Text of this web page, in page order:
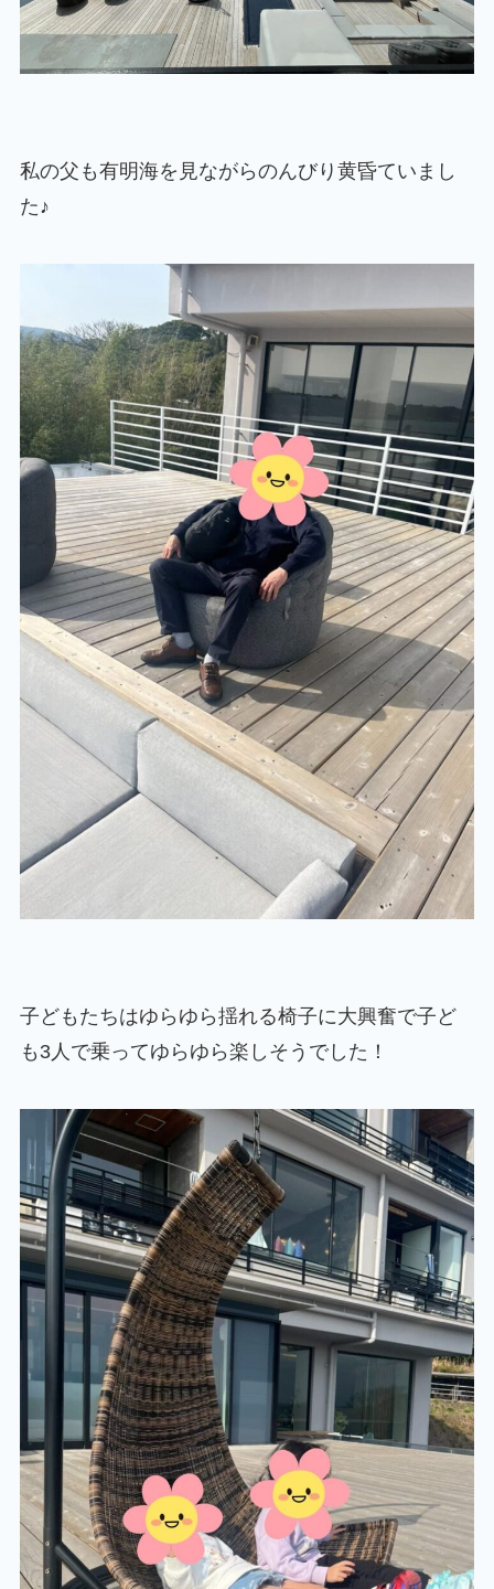
私の父も有明海を見ながらのんびり黄昏ていまし
た♪
子どもたちはゆらゆら揺れる椅子に大興奮で子ど
も3人で乗ってゆらゆら楽しそうでした！